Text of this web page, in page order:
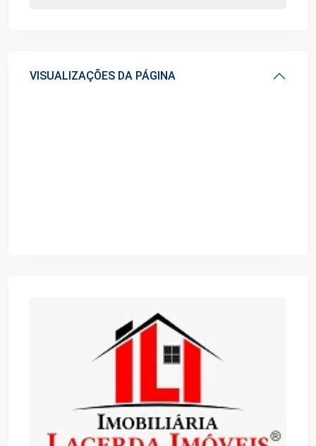
VISUALIZAÇÕES DA PÁGINA